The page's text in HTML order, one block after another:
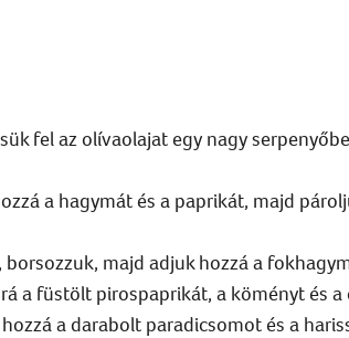
fel az olívaolajat egy nagy
a hagymát és a paprikát, majd
borsozzuk, majd adjuk hozzá a
a füstölt pirospaprikát, a köményt és
a darabolt paradicsomot és a